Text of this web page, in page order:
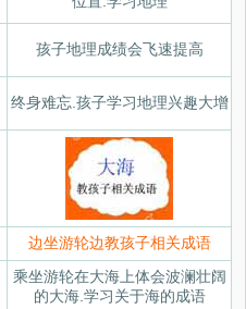
孩子地理成绩会飞速提高
终身难忘.孩子学习地理兴趣大增
边坐游轮边教孩子相关成语
乘坐游轮在大海上体会波澜壮阔
的大海.学习关于海的成语